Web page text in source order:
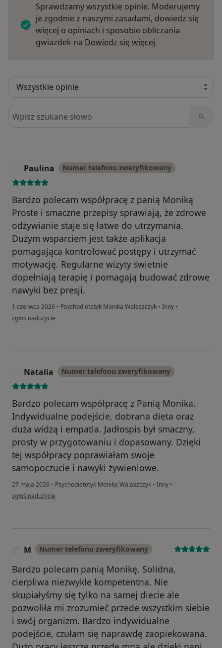
Sprawdzamy wszystkie opinie. Moderujemy
je zgodnie z naszymi zasadami, dowiedz się
więcej o opiniach i sposobie obliczania
gwiazdek na Dowiedz się więcej
Szukaj w opiniach
Paulina Numer telefonu zweryfikowany
Bardzo polecam współpracę z panią Moniką
Proste i smaczne przepisy sprawiają, że zdrowe
odżywianie staje się łatwe do utrzymania.
Dużym wsparciem jest także aplikacja
pomagająca kontrolować postępy i utrzymać
motywację. Regularne wizyty świetnie
dopełniają terapię i pomagają budować zdrowe
nawyki bez presji.
1 czerwca 2026 • Psychodietetyk Monika Walaszczyk • Inny •
w opinii użytkownika Paulina
zgłoś nadużycie
Natalia Numer telefonu zweryfikowany
Bardzo polecam współpracę z Panią Monika.
Indywidualne podejście, dobrana dieta oraz
duża widzą i empatia. Jadłospis był smaczny,
prosty w przygotowaniu i dopasowany. Dzięki
tej współpracy poprawiałam swoje
samopoczucie i nawyki żywieniowe.
27 maja 2026 • Psychodietetyk Monika Walaszczyk • Inny •
w opinii użytkownika Natalia
zgłoś nadużycie
M Numer telefonu zweryfikowany
Bardzo polecam panią Monikę. Solidna,
cierpliwa niezwykle kompetentna. Nie
skupiałyśmy się tylko na samej diecie ale
pozwoliła mi zrozumieć przede wszystkim siebie
i swój organizm. Bardzo indywidualne
podejście, czułam się naprawdę zaopiekowana.